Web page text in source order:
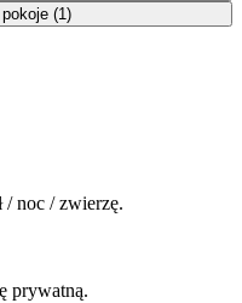
(1)
/ noc / zwierzę.
prywatną.